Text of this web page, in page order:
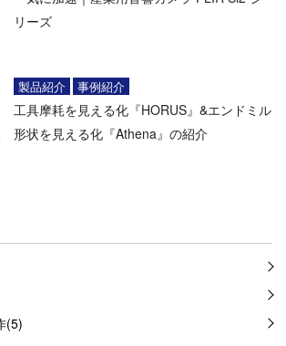
リーズ
製品紹介 事例紹介
工具摩耗を見える化『HORUS』&エンドミル
形状を見える化『Athena』の紹介
(5)